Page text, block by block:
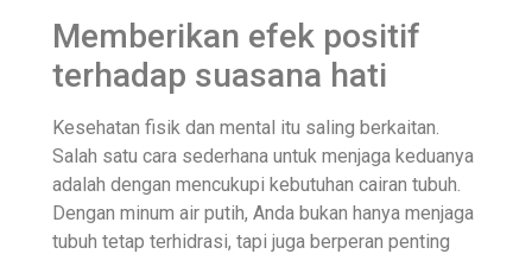
Memberikan efek positif
terhadap suasana hati
Kesehatan fisik dan mental itu saling berkaitan.
Salah satu cara sederhana untuk menjaga keduanya
adalah dengan mencukupi kebutuhan cairan tubuh.
Dengan minum air putih, Anda bukan hanya menjaga
tubuh tetap terhidrasi, tapi juga berperan penting